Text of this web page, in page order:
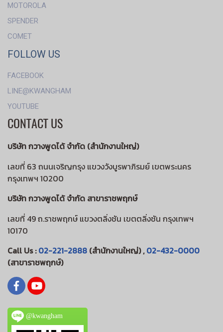
MOTOROLA
SPENDER
COMET
FOLLOW US
FACEBOOK
LINE@KWANGHAM
YOUTUBE
CONTACT US
บริษัท กวางพูดได้ จำกัด (สำนักงานใหญ่)
เลขที่ 63 ถนนเจริญกรุง แขวงวังบูรพาภิรมย์ เขตพระนคร
กรุงเทพฯ 10200
บริษัท กวางพูดได้ จำกัด สาขาราชพฤกษ์
เลขที่ 49 ถ.ราชพฤกษ์ แขวงตลิ่งชัน เขตตลิ่งชัน กรุงเทพฯ
10170
Call Us :02-221-2888 (สำนักงานใหญ่) ,02-432-0000
(สาขาราชพฤกษ์)
@kwangham